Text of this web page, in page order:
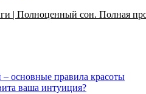
| Полноценный сон. Полная
– основные правила красоты
ваша интуиция?